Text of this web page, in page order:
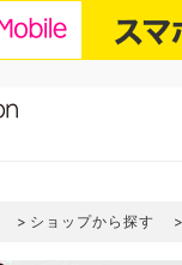
ショップから探す